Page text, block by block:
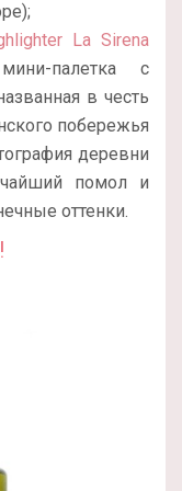
La Sirena
палетка с
в честь
побережья
деревни
помол и
оттенки.